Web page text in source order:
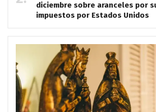
diciembre sobre aranceles por
impuestos por Estados Unidos